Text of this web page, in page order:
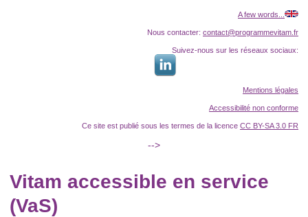
A few words...
Nous contacter: contact@programmevitam.fr
Suivez-nous sur les réseaux sociaux:
Mentions légales
Accessibilité non conforme
Ce site est publié sous les termes de la licence CC BY-SA 3.0 FR
-->
Vitam accessible en service
(VaS)